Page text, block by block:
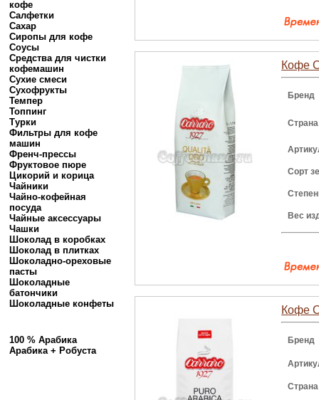
кофе
Салфетки
Сахар
Сиропы для кофе
Соусы
Средства для чистки
кофемашин
Сухие смеси
Сухофрукты
Темпер
Топпинг
Турки
Фильтры для кофе
машин
Френч-прессы
Фруктовое пюре
Цикорий и корица
Чайники
Чайно-кофейная
посуда
Чайные аксессуары
Чашки
Шоколад в коробках
Шоколад в плитках
Шоколадно-ореховые
пасты
Шоколадные
батончики
Шоколадные конфеты
100 % Арабика
Арабика + Робуста
Кофе
Бренд
Сорт
Вес
Кофе
Бренд